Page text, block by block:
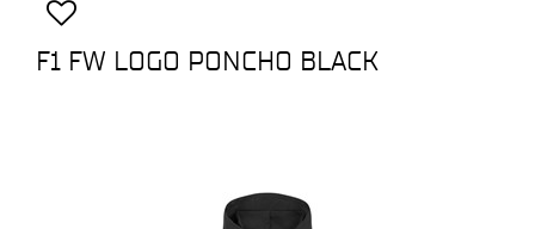
F1 FW LOGO PONCHO BLACK